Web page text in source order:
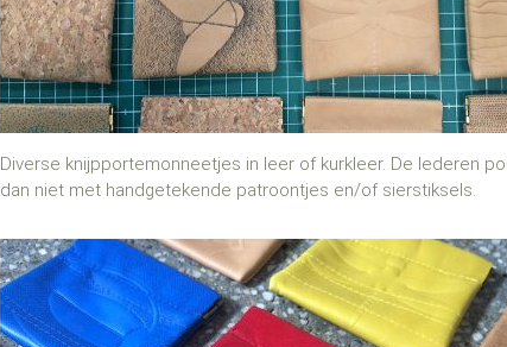
Diverse knijpportemonneetjes in leer of kurkleer. De lederen
dan niet met handgetekende patroontjes en/of sierstiksels.